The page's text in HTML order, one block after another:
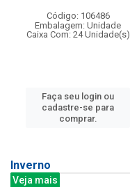
Código: 106486
Embalagem: Unidade
Caixa Com: 24 Unidade(s)
Faça seu login ou
cadastre-se para
comprar.
Inverno
Veja mais